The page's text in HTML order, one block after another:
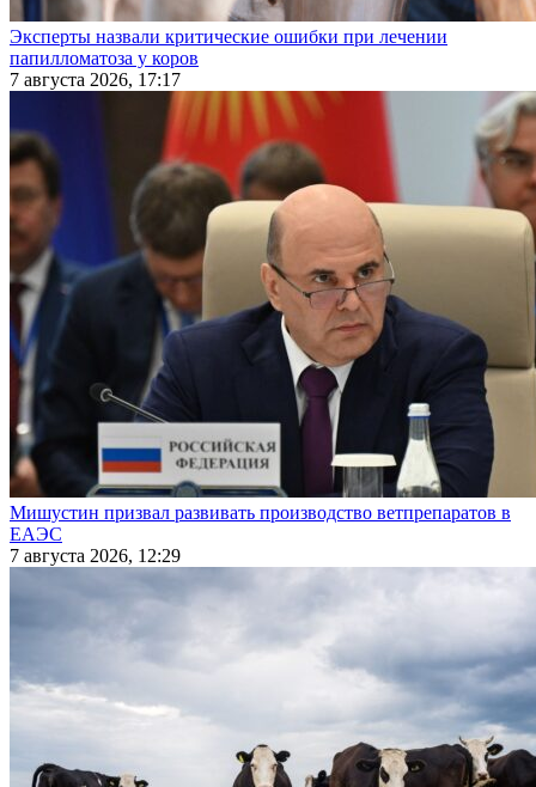
Эксперты назвали критические ошибки при лечении
папилломатоза у коров
7 августа 2026, 17:17
Мишустин призвал развивать производство ветпрепаратов в
ЕАЭС
7 августа 2026, 12:29